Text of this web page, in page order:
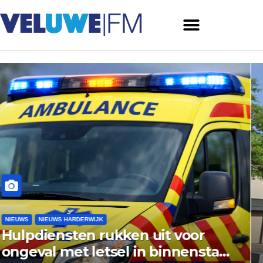
NIEUWS NIEUWS ERMELO
Gemeente Ermelo wijst bezwaar
vishandel af: standplaats op